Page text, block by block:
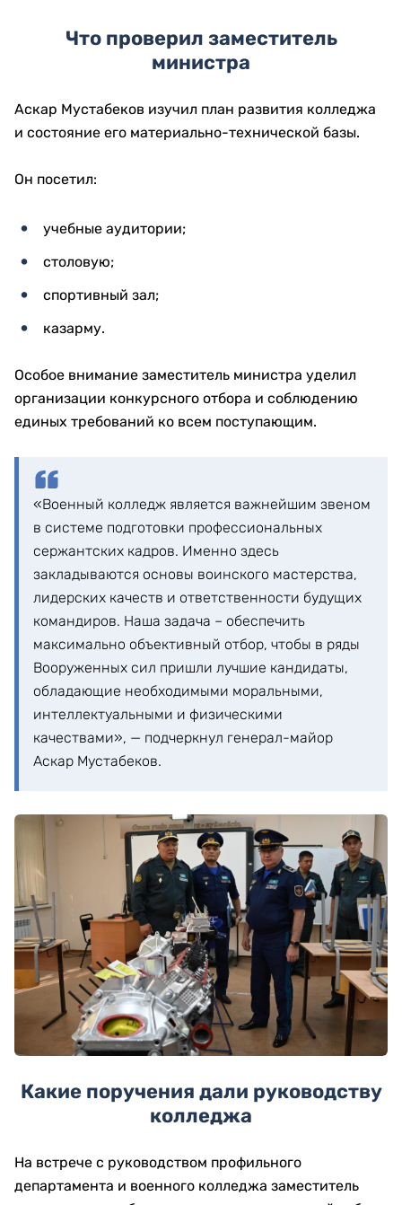
Что проверил заместитель
министра
Аскар Мустабеков изучил план развития колледжа
и состояние его материально-технической базы.
Он посетил:
учебные аудитории;
столовую;
спортивный зал;
казарму.
Особое внимание заместитель министра уделил
организации конкурсного отбора и соблюдению
единых требований ко всем поступающим.
«Военный колледж является важнейшим звеном
в системе подготовки профессиональных
сержантских кадров. Именно здесь
закладываются основы воинского мастерства,
лидерских качеств и ответственности будущих
командиров. Наша задача – обеспечить
максимально объективный отбор, чтобы в ряды
Вооруженных сил пришли лучшие кандидаты,
обладающие необходимыми моральными,
интеллектуальными и физическими
качествами», — подчеркнул генерал-майор
Аскар Мустабеков.
Какие поручения дали руководству
колледжа
На встрече с руководством профильного
департамента и военного колледжа заместитель